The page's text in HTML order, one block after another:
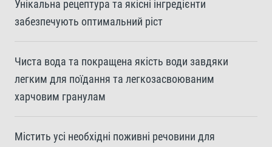
Унікальна рецептура та якісні інгредієнти
забезпечують оптимальний ріст
Чиста вода та покращена якість води завдяки
легким для поїдання та легкозасвоюваним
харчовим гранулам
Містить усі необхідні поживні речовини для